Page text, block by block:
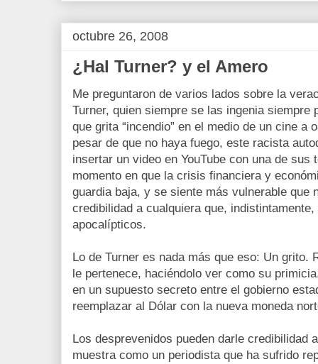
octubre 26, 2008
¿Hal Turner? y el Amero
Me preguntaron de varios lados sobre la
Turner, quien siempre se las ingenia siempre
que grita “incendio” en el medio de un cine a
pesar de que no haya fuego, este racista
insertar un video en YouTube con una de
momento en que la crisis financiera y
guardia baja, y se siente más vulnerable que
credibilidad a cualquiera que,
apocalípticos.
Lo de Turner es nada más que eso: Un grito.
le pertenece, haciéndolo ver como su
en un supuesto secreto entre el gobierno
reemplazar al Dólar con la nueva moneda
Los desprevenidos pueden darle credibilidad
muestra como un periodista que ha sufrido